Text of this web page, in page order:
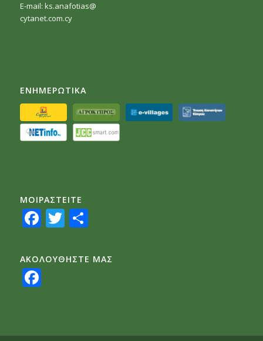
E-mail: ks.anafotias@
cytanet.com.cy
ΕΝΗΜΕΡΩΤΙΚΑ
ΜΟΙΡΑΣTEITE
Facebook
Twitter
Share
ΑΚΟΛΟΥΘΗΣΤΕ ΜΑΣ
Facebook